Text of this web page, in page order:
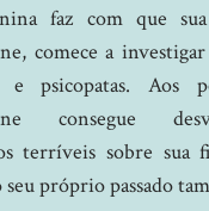
faz com que
comece a
e psicopatas. Aos
consegue
terríveis sobre sua
seu próprio passado